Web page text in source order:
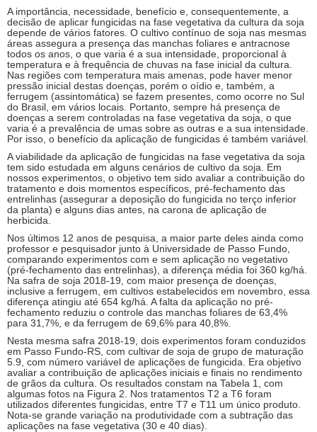
A importância, necessidade, benefício e, consequentemente, a
decisão de aplicar fungicidas na fase vegetativa da cultura da soja
depende de vários fatores. O cultivo contínuo de soja nas mesmas
áreas assegura a presença das manchas foliares e antracnose
todos os anos, o que varia é a sua intensidade, proporcional à
temperatura e à frequência de chuvas na fase inicial da cultura.
Nas regiões com temperatura mais amenas, pode haver menor
pressão inicial destas doenças, porém o oídio e, também, a
ferrugem (assintomática) se fazem presentes, como ocorre no Sul
do Brasil, em vários locais. Portanto, sempre há presença de
doenças a serem controladas na fase vegetativa da soja, o que
varia é a prevalência de umas sobre as outras e a sua intensidade.
Por isso, o benefício da aplicação de fungicidas é também variável.
A viabilidade da aplicação de fungicidas na fase vegetativa da soja
tem sido estudada em alguns cenários de cultivo da soja. Em
nossos experimentos, o objetivo tem sido avaliar a contribuição do
tratamento e dois momentos específicos, pré-fechamento das
entrelinhas (assegurar a deposição do fungicida no terço inferior
da planta) e alguns dias antes, na carona de aplicação de
herbicida.
Nos últimos 12 anos de pesquisa, a maior parte deles ainda como
professor e pesquisador junto à Universidade de Passo Fundo,
comparando experimentos com e sem aplicação no vegetativo
(pré-fechamento das entrelinhas), a diferença média foi 360 kg/há.
Na safra de soja 2018-19, com maior presença de doenças,
inclusive a ferrugem, em cultivos estabelecidos em novembro, essa
diferença atingiu até 654 kg/há. A falta da aplicação no pré-
fechamento reduziu o controle das manchas foliares de 63,4%
para 31,7%, e da ferrugem de 69,6% para 40,8%.
Nesta mesma safra 2018-19, dois experimentos foram conduzidos
em Passo Fundo-RS, com cultivar de soja de grupo de maturação
5.9, com número variável de aplicações de fungicida. Era objetivo
avaliar a contribuição de aplicações iniciais e finais no rendimento
de grãos da cultura. Os resultados constam na Tabela 1, com
algumas fotos na Figura 2. Nos tratamentos T2 a T6 foram
utilizados diferentes fungicidas, entre T7 e T11 um único produto.
Nota-se grande variação na produtividade com a subtração das
aplicações na fase vegetativa (30 e 40 dias).